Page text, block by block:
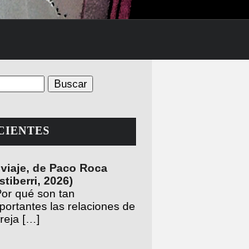
de Paco Roca
2026)
qué son tan
las relaciones de
[…]